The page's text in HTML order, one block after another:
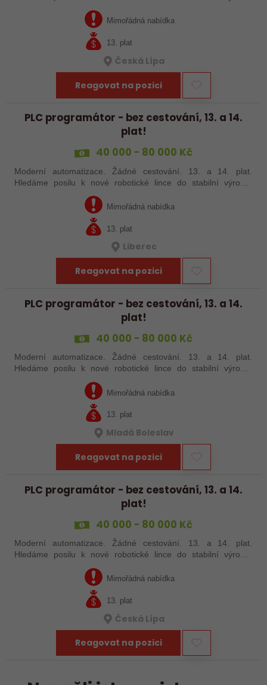
jste šikovný absolvent…
Mimořádná nabídka
13. plat
Česká Lípa
Reagovat na pozici
PLC programátor - bez cestování, 13. a 14.
plat!
40 000 - 80 000 Kč
Moderní automatizace. Žádné cestování. 13. a 14. plat.
Hledáme posilu k nové robotické lince do stabilní výrobní
jste šikovný absolvent…
Mimořádná nabídka
13. plat
Liberec
Reagovat na pozici
PLC programátor - bez cestování, 13. a 14.
plat!
40 000 - 80 000 Kč
Moderní automatizace. Žádné cestování. 13. a 14. plat.
Hledáme posilu k nové robotické lince do stabilní výrobní
jste šikovný absolvent…
Mimořádná nabídka
13. plat
Mladá Boleslav
Reagovat na pozici
PLC programátor - bez cestování, 13. a 14.
plat!
40 000 - 80 000 Kč
Moderní automatizace. Žádné cestování. 13. a 14. plat.
Hledáme posilu k nové robotické lince do stabilní výrobní
jste šikovný absolvent…
Mimořádná nabídka
13. plat
Česká Lípa
Reagovat na pozici